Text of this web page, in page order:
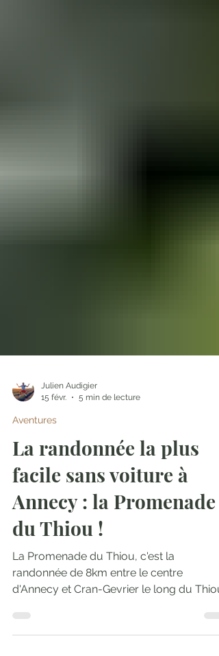
15 févr.
5 min de lecture
Aventures
La randonnée la plus
facile sans voiture à
Annecy : la Promenade
du Thiou !
randonnée de 8km entre le centre
d'Annecy et Cran-Gevrier le long du Thiou